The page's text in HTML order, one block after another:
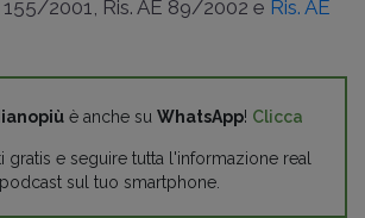
155/2001 Ris. AE 89/2002 e Ris. AE
è anche su WhatsApp! Clicca
gratis e seguire tutta l'informazione real
sul tuo smartphone.